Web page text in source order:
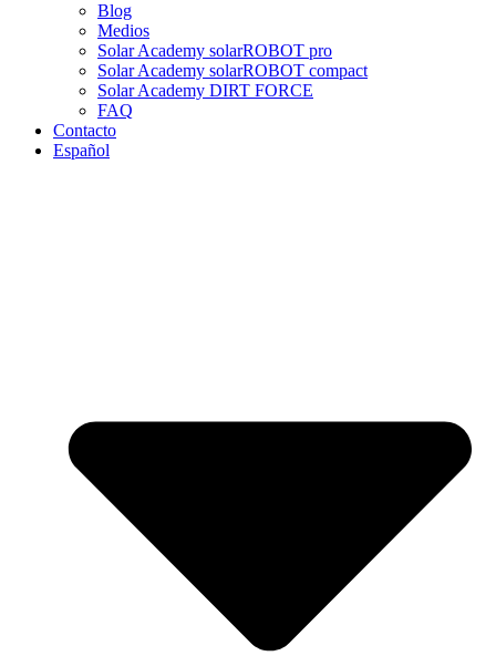
Blog
Medios
Solar Academy solarROBOT pro
Solar Academy solarROBOT compact
Solar Academy DIRT FORCE
FAQ
Contacto
Español